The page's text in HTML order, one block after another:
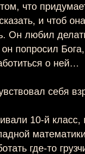
что
и чтоб
Он любил
попросил
о ней…
себя
10-й класс,
где-то